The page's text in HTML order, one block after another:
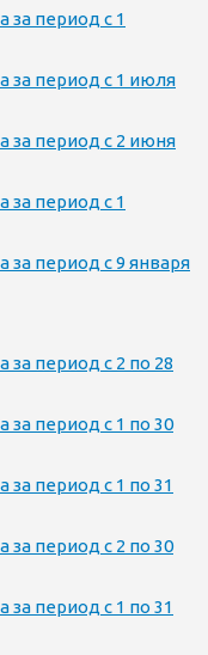
за период с 1
за период с 1 июля
за период с 2 июня
за период с 1
за период с 9 января
период с 2 по 28
за период с 1 по 30
период с 1 по 31
за период с 2 по 30
период с 1 по 31